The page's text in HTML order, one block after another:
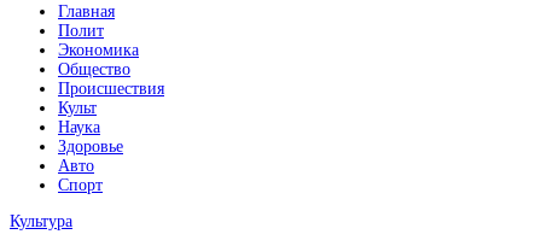
Главная
Полит
Экономика
Общество
Происшествия
Культ
Наука
Здоровье
Авто
Спорт
Культура